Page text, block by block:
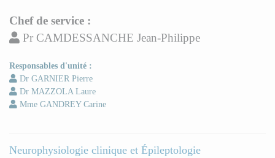
Chef de service :
Pr CAMDESSANCHE Jean-Philippe
Responsables d'unité :
Dr GARNIER Pierre
Dr MAZZOLA Laure
Mme GANDREY Carine
Neurophysiologie clinique et Épileptologie